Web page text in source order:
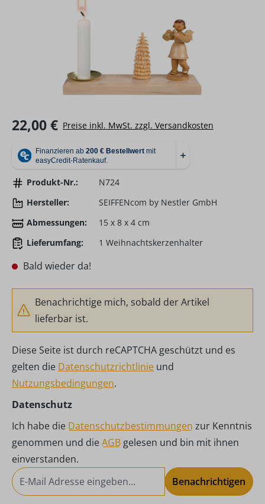
Regulärer Preis:
22,00 € Preise inkl. MwSt. zzgl. Versandkosten
Produkt-Nr.:
N724
Hersteller:
SEIFFENcom by Nestler GmbH
Abmessungen:
15 x 8 x 4 cm
Lieferumfang:
1 Weihnachtskerzenhalter
Bald wieder da!
Benachrichtige mich, sobald der Artikel
lieferbar ist.
Diese Seite ist durch reCAPTCHA geschützt und es
gelten die Datenschutzrichtlinie und
Nutzungsbedingungen.
Datenschutz
Ich habe die Datenschutzbestimmungen zur Kenntnis
genommen und die AGB gelesen und bin mit ihnen
einverstanden.
Benachrichtigen